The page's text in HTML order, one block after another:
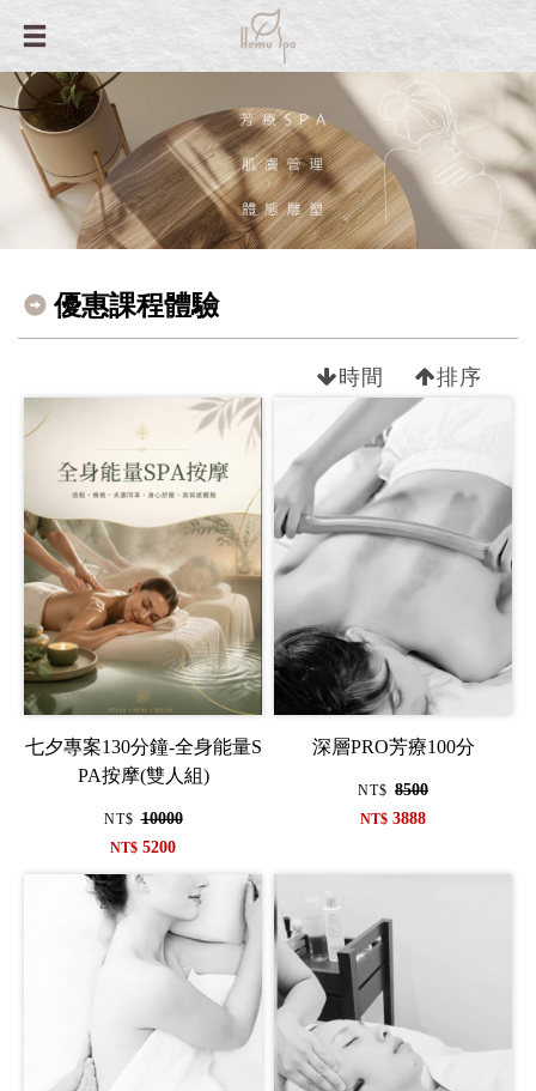
優惠課程體驗
時間 排序
七夕專案130分鐘-全身能量S
PA按摩(雙人組)
NT$ 10000
NT$ 5200
深層PRO芳療100分
NT$ 8500
NT$ 3888